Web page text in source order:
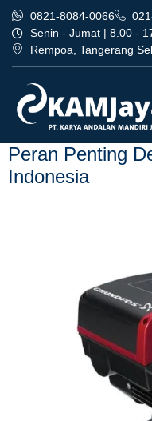
0821-8084-0066
Senin - Jumat | 8.00 -
Rempoa, Tangerang
Tag:
indonesia
Peran Penting
Indonesia